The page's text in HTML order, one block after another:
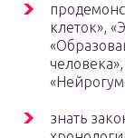
клеток»,
знать